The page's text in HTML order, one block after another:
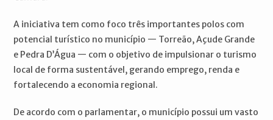
A iniciativa tem como foco três importantes polos com
potencial turístico no município — Torreão, Açude Grande
e Pedra D’Água — com o objetivo de impulsionar o turismo
local de forma sustentável, gerando emprego, renda e
fortalecendo a economia regional.
De acordo com o parlamentar, o município possui um vasto